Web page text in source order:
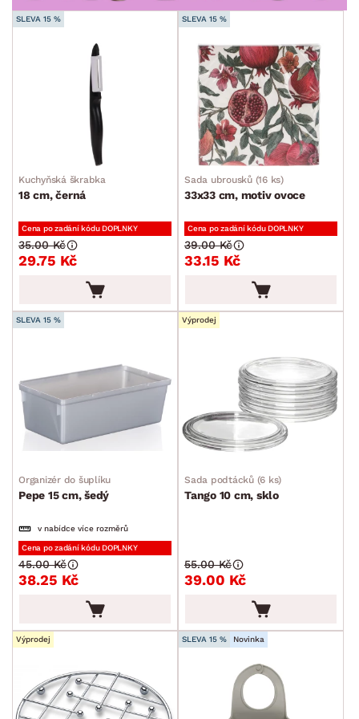
min.
POVRCHOVÁ ÚPRAVA
SKLADOVOST
SLEVA 15 %
Kuchyňská škrabka
18 cm, černá
Cena po zadání kódu DOPLNKY
29.75 Kč
35.00 Kč
SLEVA 15 %
Sada ubrousků (16 ks)
33x33 cm, motiv ovoce
Cena po zadání kódu DOPLNKY
33.15 Kč
39.00 Kč
SLEVA 15 %
Organizér do šuplíku
Pepe 15 cm, šedý
v nabídce více rozměrů
Cena po zadání kódu DOPLNKY
38.25 Kč
45.00 Kč
Výprodej
Sada podtácků (6 ks)
Tango 10 cm, sklo
39.00 Kč
55.00 Kč
Výprodej SLEVA 15 % Novinka